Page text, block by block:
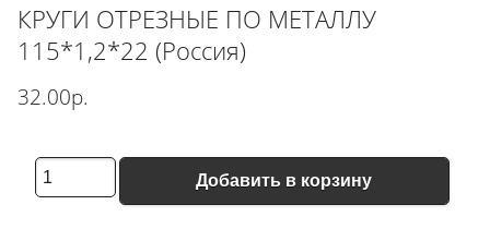
КРУГИ ОТРЕЗНЫЕ ПО МЕТАЛЛУ
115*1,2*22 (Россия)
32.00р.
Добавить в корзину